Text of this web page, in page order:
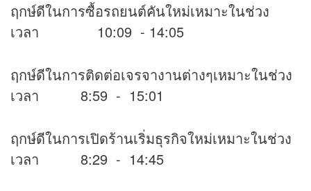
ฤกษ์ดีในการซื้อรถยนต์คันใหม่เหมาะในช่วง
เวลา 10:09 - 14:05
ฤกษ์ดีในการติดต่อเจรจางานต่างๆเหมาะในช่วง
เวลา 8:59 - 15:01
ฤกษ์ดีในการเปิดร้านเริ่มธุรกิจใหม่เหมาะในช่วง
เวลา 8:29 - 14:45